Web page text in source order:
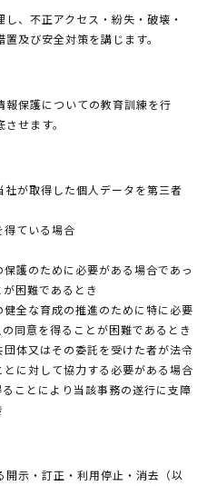
、不正アクセス・紛失・破壊・
及び安全対策を講じます。
報保護についての教育訓練を行
せます。
が取得した個人データを第三者
得ている場合
護のために必要がある場合であっ
困難であるとき
全な育成の推進のために特に必要
同意を得ることが困難であるとき
体又はその委託を受けた者が法令
に対して協力する必要がある場合
ことにより当該事務の遂行に支障
示・訂正・利用停止・消去（以